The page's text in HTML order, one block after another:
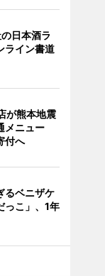
日本酒ラ
ライン書道
が熊本地震
メニュー
付へ
るベニザケ
っこ」、1年